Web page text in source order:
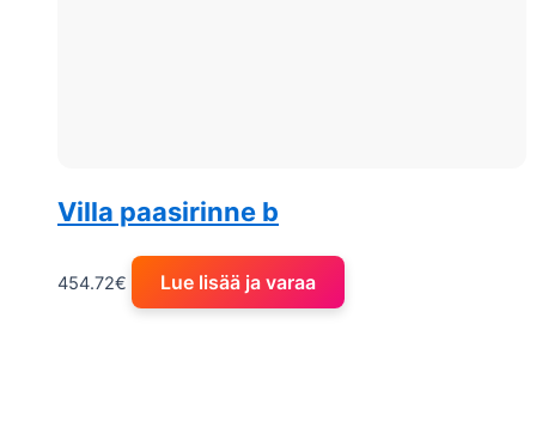
Villa paasirinne b
454.72€ Lue lisää ja varaa